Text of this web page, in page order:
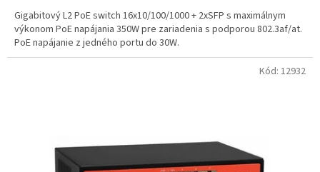
Gigabitový L2 PoE switch 16x10/100/1000 + 2xSFP s maximálnym
výkonom PoE napájania 350W pre zariadenia s podporou 802.3af/at.
PoE napájanie z jedného portu do 30W.
Kód: 12932